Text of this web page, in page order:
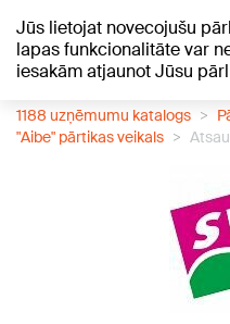
Jūs lietojat novecojušu
lapas funkcionalitāte var
iesakām atjaunot Jūsu
+24°C
1188 uzņēmumu katalogs
"Aibe" pārtikas veikals